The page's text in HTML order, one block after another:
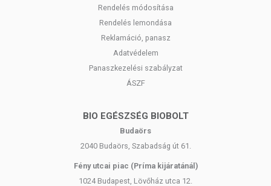
Rendelés módosítása
Rendelés lemondása
Reklamáció, panasz
Adatvédelem
Panaszkezelési szabályzat
ÁSZF
BIO EGÉSZSÉG BIOBOLT
Budaörs
2040 Budaörs, Szabadság út 61.
Fény utcai piac (Príma kijáratánál)
1024 Budapest, Lövőház utca 12.